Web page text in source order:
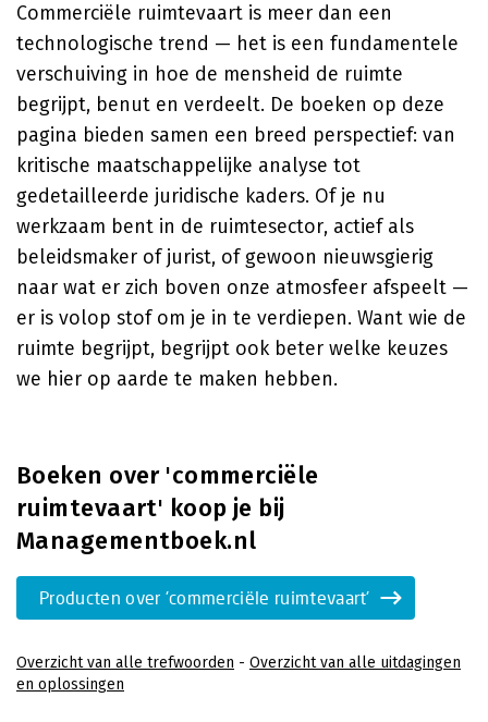
Commerciële ruimtevaart is meer dan een
technologische trend — het is een fundamentele
verschuiving in hoe de mensheid de ruimte
begrijpt, benut en verdeelt. De boeken op deze
pagina bieden samen een breed perspectief: van
kritische maatschappelijke analyse tot
gedetailleerde juridische kaders. Of je nu
werkzaam bent in de ruimtesector, actief als
beleidsmaker of jurist, of gewoon nieuwsgierig
naar wat er zich boven onze atmosfeer afspeelt —
er is volop stof om je in te verdiepen. Want wie de
ruimte begrijpt, begrijpt ook beter welke keuzes
we hier op aarde te maken hebben.
Boeken over 'commerciële
ruimtevaart' koop je bij
Managementboek.nl
Producten over 'commerciële ruimtevaart'
Overzicht van alle trefwoorden - Overzicht van alle uitdagingen
en oplossingen